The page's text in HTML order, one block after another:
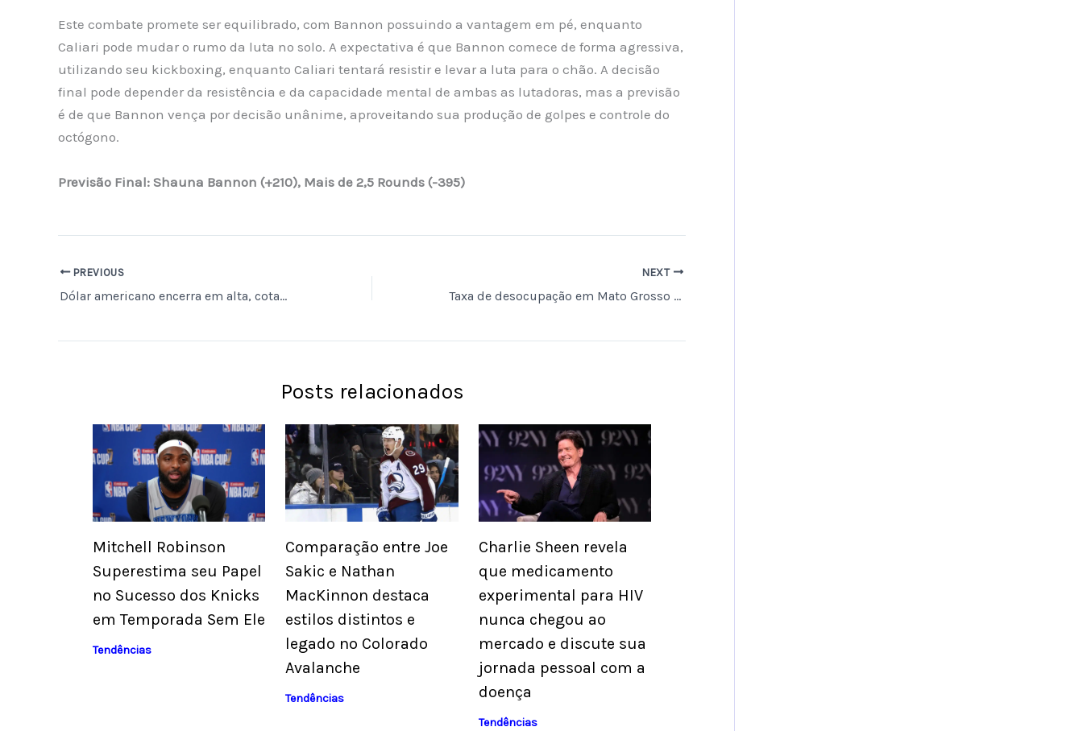
Este combate promete ser equilibrado, com Bannon possuindo a vantagem em pé, enquanto
Caliari pode mudar o rumo da luta no solo. A expectativa é que Bannon comece de forma agressiva,
utilizando seu kickboxing, enquanto Caliari tentará resistir e levar a luta para o chão. A decisão
final pode depender da resistência e da capacidade mental de ambas as lutadoras, mas a previsão
é de que Bannon vença por decisão unânime, aproveitando sua produção de golpes e controle do
octógono.
Previsão Final: Shauna Bannon (+210), Mais de 2,5 Rounds (-395)
PREVIOUS
Dólar americano encerra em alta, cotado a 25.131 dongs no Vietnã
NEXT
Taxa de desocupação em Mato Grosso é de 3,1% no primeiro trimestre de 2026, segundo IBGE
Posts relacionados
Mitchell Robinson
Superestima seu Papel
no Sucesso dos Knicks
em Temporada Sem Ele
Tendências
Comparação entre Joe
Sakic e Nathan
MacKinnon destaca
estilos distintos e
legado no Colorado
Avalanche
Tendências
Charlie Sheen revela
que medicamento
experimental para HIV
nunca chegou ao
mercado e discute sua
jornada pessoal com a
doença
Tendências